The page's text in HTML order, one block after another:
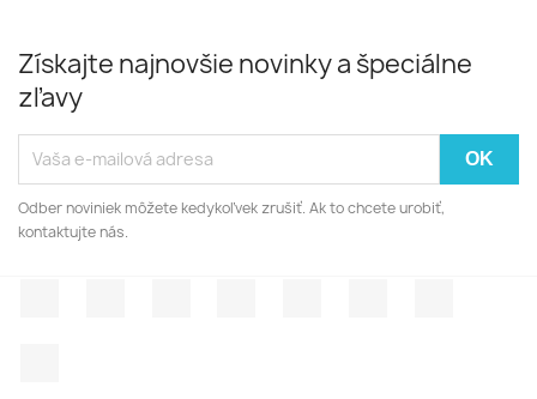
Získajte najnovšie novinky a špeciálne
zľavy
Odber noviniek môžete kedykoľvek zrušiť. Ak to chcete urobiť,
kontaktujte nás.